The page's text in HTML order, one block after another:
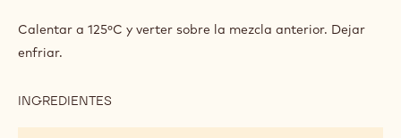
Y
TURRÓN
Calentar a 125ºC y verter sobre la mezcla anterior. Dejar
enfriar.
INGREDIENTES